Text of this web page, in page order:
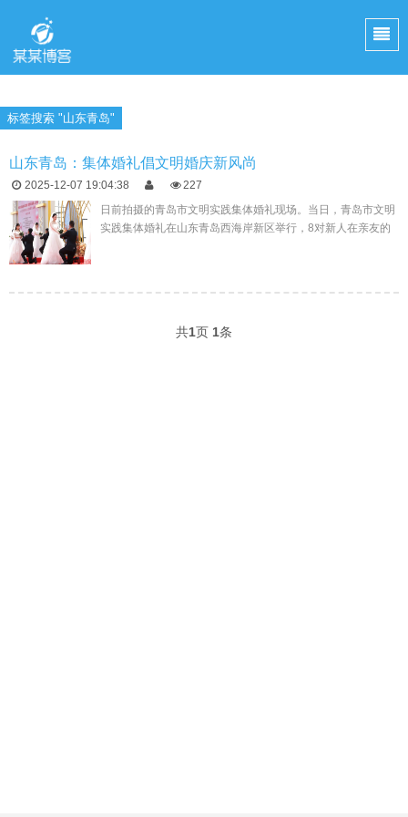
标签搜索 "山东青岛"
山东青岛：集体婚礼倡文明婚庆新风尚
2025-12-07 19:04:38
227
日前拍摄的青岛市文明实践集体婚礼现场。当日，青岛市文明
实践集体婚礼在山东青岛西海岸新区举行，8对新人在亲友的
共1页 1条